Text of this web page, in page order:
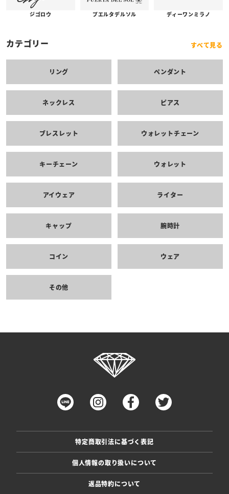
ジゴロウ プエルタデルソル ディーワンミラノ
カテゴリー すべて見る
リング ペンダント
ネックレス ピアス
ブレスレット ウォレットチェーン
キーチェーン ウォレット
アイウェア ライター
キャップ 腕時計
コイン ウェア
その他
特定商取引法に基づく表記
個人情報の取り扱いについて
返品特約について